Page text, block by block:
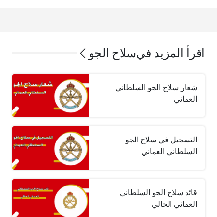
اقرأ المزيد فيسلاح الجو
شعار سلاح الجو السلطاني
العماني
التسجيل في سلاح الجو
السلطاني العماني
قائد سلاح الجو السلطاني
العماني الحالي